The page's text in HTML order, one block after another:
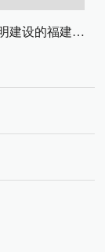
数字生态文明建设的福建路径与启示